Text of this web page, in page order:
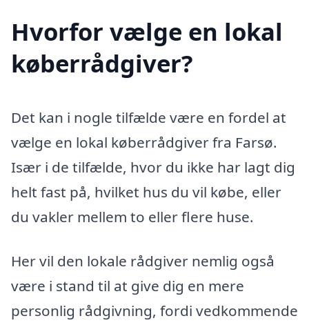
Hvorfor vælge en lokal
køberrådgiver?
Det kan i nogle tilfælde være en fordel at
vælge en lokal køberrådgiver fra Farsø.
Især i de tilfælde, hvor du ikke har lagt dig
helt fast på, hvilket hus du vil købe, eller
du vakler mellem to eller flere huse.
Her vil den lokale rådgiver nemlig også
være i stand til at give dig en mere
personlig rådgivning, fordi vedkommende